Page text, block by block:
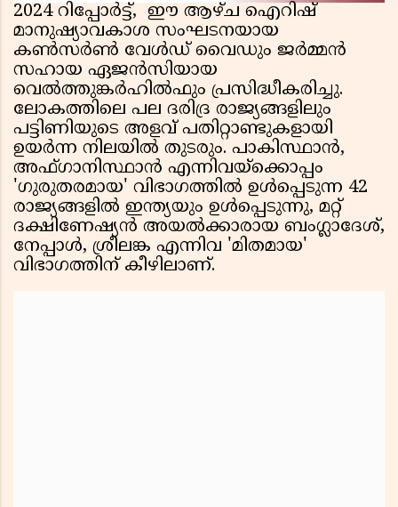
2024 റിപ്പോര്‍ട്ട്, ഈ ആഴ്ച ഐറിഷ്
മാനുഷ്യാവകാശ സംഘടനയായ
കണ്‍സര്‍ണ്‍ വേള്‍ഡ് വൈഡും ജര്‍മ്മന്‍
സഹായ ഏജന്‍സിയായ
വെല്‍ത്തുങ്കര്‍ഹില്‍ഫും പ്രസിദ്ധീകരിച്ചു.
ലോകത്തിലെ പല ദരിദ്ര രാജ്യങ്ങളിലും
പട്ടിണിയുടെ അളവ് പതിറ്റാണ്ടുകളായി
ഉയര്‍ന്ന നിലയില്‍ തുടരും. പാകിസ്ഥാന്‍,
അഫ്ഗാനിസ്ഥാന്‍ എന്നിവയ്ക്കൊപ്പം
'ഗുരുതരമായ' വിഭാഗത്തില്‍ ഉള്‍പ്പെടുന്ന 42
രാജ്യങ്ങളില്‍ ഇന്ത്യയും ഉള്‍പ്പെടുന്നു, മറ്റ്
ദക്ഷിണേഷ്യന്‍ അയല്‍ക്കാരായ ബംഗ്ലാദേശ്,
നേപ്പാള്‍, ശ്രീലങ്ക എന്നിവ 'മിതമായ'
വിഭാഗത്തിന് കീഴിലാണ്.